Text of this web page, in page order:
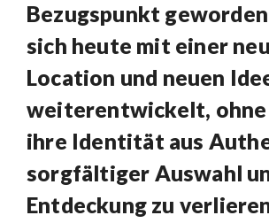
Bezugspunkt
sich heute mit einer
Location und neuen
weiterentwickelt, ohne
ihre Identität aus
sorgfältiger Auswahl
Entdeckung zu